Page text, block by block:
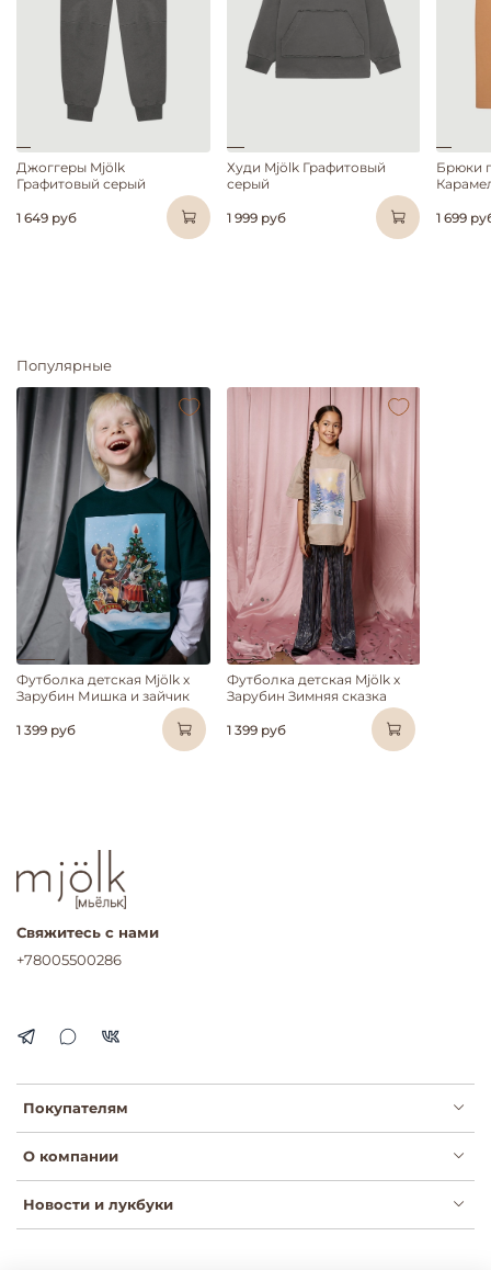
Джоггеры Mjölk
Графитовый серый
1 649 руб
Худи Mjölk Графитовый
серый
1 999 руб
Брюки
1 699
Популярные
Футболка детская Mjölk х
Зарубин Мишка и зайчик
1 399 руб
Футболка детская Mjölk х
Зарубин Зимняя сказка
1 399 руб
Покупателям
О компании
Новости и лукбуки
Свяжитесь с нами
+78005500286